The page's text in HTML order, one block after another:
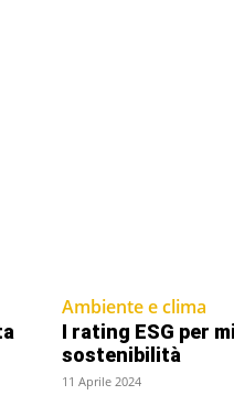
Ambiente e clima
I rating ESG per
sostenibilità
11 Aprile 2024